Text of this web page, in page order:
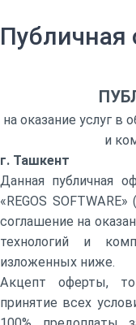
Публичная
на оказание услуг в
и
г. Ташкент
Данная публичная
«REGOS
соглашение на
технологий и
изложенных ниже.
Акцепт оферты,
принятие всех